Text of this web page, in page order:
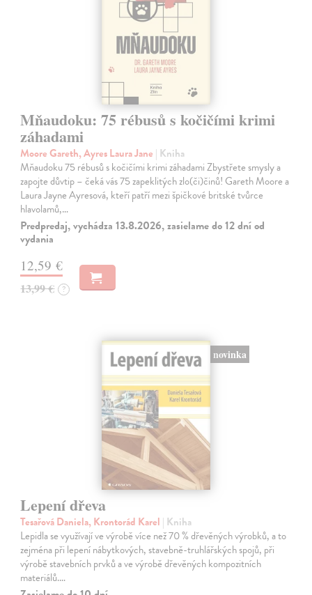
Mňaudoku: 75 rébusů s kočičími krimi
záhadami
Moore Gareth, Ayres Laura Jane | Kniha
Mňaudoku 75 rébusů s kočičími krimi záhadami Zbystřete smysly a
zapojte důvtip – čeká vás 75 zapeklitých zlo(či)činů! Gareth Moore a
Laura Jayne Ayresová, kteří patří mezi špičkové britské tvůrce
hlavolamů,…
Predpredaj, vychádza 13.8.2026, zasielame do 12 dní od
vydania
12,59 €
13,99 € ?
novinka
Lepení dřeva
Tesařová Daniela, Krontorád Karel | Kniha
Lepidla se využívají ve výrobě více než 70 % dřevěných výrobků, a to
zejména při lepení nábytkových, stavebně-truhlářských spojů, při
výrobě stavebních prvků a ve výrobě dřevěných kompozitních
materiálů.…